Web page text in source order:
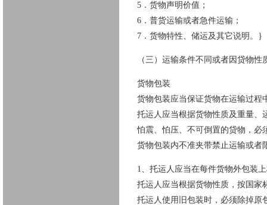
5．货物声明价值；
6．普货运输或者急件运输；
7．货物特性、储运及其它说明。｝
（三）运输条件不同或者因贷物
货物包装
货物包装应当保证货物在运输过程
托运人应当根据货物性质及重量、
怕震、怕压、不可倒置的贷物，必
货物包装内不准夹带禁止运输或者
1、托运人应当在每件货物外包装
托运人应当根据货物性质，按国家
托运人使用旧包装时，必须除掉原